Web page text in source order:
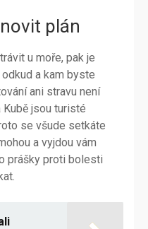
plán
u moře, pak je
a kam byste
ani stravu není
Kubě jsou turisté
se všude setkáte
a vyjdou vám
prášky proti bolesti